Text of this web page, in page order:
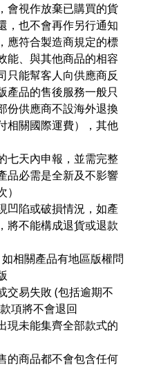
會視作放棄已購買的貨
，也不會再作另行通知
應符合製造商規定的標
能、與其他商品的相容
只能幫客人向供應商反
產品的售後服務一般只
份供應商不設海外退換
相關國際運費），其他
七天內申報，並需完整
品必需是全新及不影響
凹陷或破損情況，如產
將不能構成退貨或退款
相關產品有地區版權問
交易失敗 (包括逾期不
項將不會退回
現未能集齊全部款式的
的商品都不會包含任何